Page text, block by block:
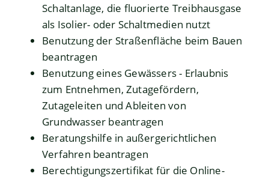
Schaltanlage, die fluorierte Treibhausgase
als Isolier- oder Schaltmedien nutzt
Benutzung der Straßenfläche beim Bauen
beantragen
Benutzung eines Gewässers - Erlaubnis
zum Entnehmen, Zutagefördern,
Zutageleiten und Ableiten von
Grundwasser beantragen
Beratungshilfe in außergerichtlichen
Verfahren beantragen
Berechtigungszertifikat für die Online-